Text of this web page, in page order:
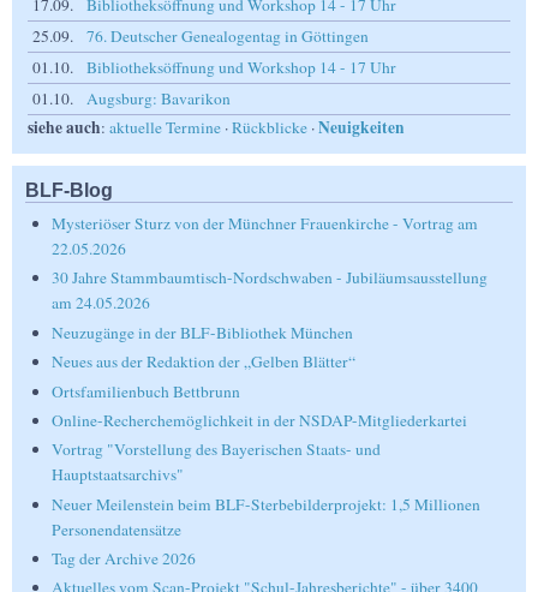
17.09.
Bibliotheksöffnung und Workshop 14 - 17 Uhr
25.09.
76. Deutscher Genealogentag in Göttingen
01.10.
Bibliotheksöffnung und Workshop 14 - 17 Uhr
01.10.
Augsburg: Bavarikon
siehe auch: aktuelle Termine ·Rückblicke ·Neuigkeiten
BLF-Blog
Mysteriöser Sturz von der Münchner Frauenkirche - Vortrag am
22.05.2026
30 Jahre Stammbaumtisch-Nordschwaben - Jubiläumsausstellung
am 24.05.2026
Neuzugänge in der BLF-Bibliothek München
Neues aus der Redaktion der „Gelben Blätter“
Ortsfamilienbuch Bettbrunn
Online-Recherchemöglichkeit in der NSDAP-Mitgliederkartei
Vortrag "Vorstellung des Bayerischen Staats- und
Hauptstaatsarchivs"
Neuer Meilenstein beim BLF-Sterbebilderprojekt: 1,5 Millionen
Personendatensätze
Tag der Archive 2026
Aktuelles vom Scan-Projekt "Schul-Jahresberichte" - über 3400